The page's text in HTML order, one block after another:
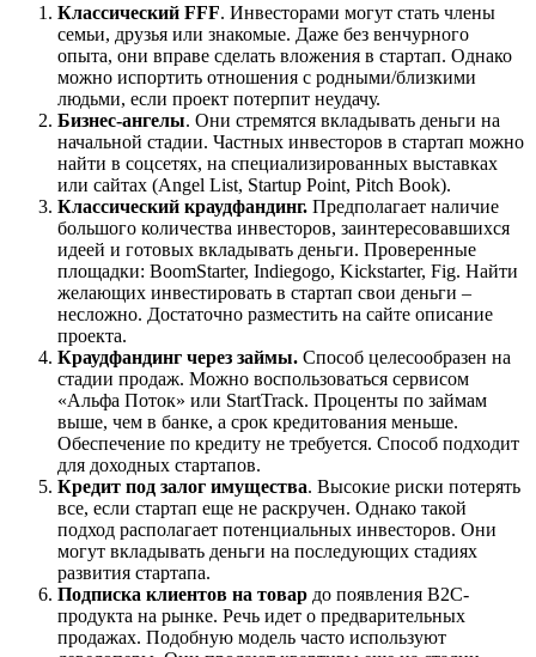
Классический FFF. Инвесторами могут стать члены
семьи, друзья или знакомые. Даже без венчурного
опыта, они вправе сделать вложения в стартап. Однако
можно испортить отношения с родными/близкими
людьми, если проект потерпит неудачу.
Бизнес-ангелы. Они стремятся вкладывать деньги на
начальной стадии. Частных инвесторов в стартап можно
найти в соцсетях, на специализированных выставках
или сайтах (Angel List, Startup Point, Pitch Book).
Классический краудфандинг. Предполагает наличие
большого количества инвесторов, заинтересовавшихся
идеей и готовых вкладывать деньги. Проверенные
площадки: BoomStarter, Indiegogo, Kickstarter, Fig. Найти
желающих инвестировать в стартап свои деньги –
несложно. Достаточно разместить на сайте описание
проекта.
Краудфандинг через займы. Способ целесообразен на
стадии продаж. Можно воспользоваться сервисом
«Альфа Поток» или StartTrack. Проценты по займам
выше, чем в банке, а срок кредитования меньше.
Обеспечение по кредиту не требуется. Способ подходит
для доходных стартапов.
Кредит под залог имущества. Высокие риски потерять
все, если стартап еще не раскручен. Однако такой
подход располагает потенциальных инвесторов. Они
могут вкладывать деньги на последующих стадиях
развития стартапа.
Подписка клиентов на товар до появления B2C-
продукта на рынке. Речь идет о предварительных
продажах. Подобную модель часто используют